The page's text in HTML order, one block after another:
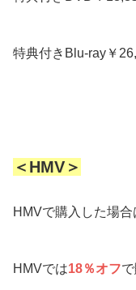
特典付きBlu-ray￥
＜HMV＞
HMVで購入した場合
HMVでは18％オフ